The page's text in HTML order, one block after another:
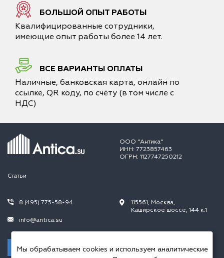
БОЛЬШОЙ ОПЫТ РАБОТЫ
Квалифицированные сотрудники,
имеющие опыт работы более 14 лет.
ВСЕ ВАРИАНТЫ ОПЛАТЫ
Наличные, банковская карта, онлайн по
ссылке, QR коду, по счёту (в том числе с
НДС)
ООО "Антика"
ИНН: 7723857463
ОГРН: 1127747250212
Статьи
8 (495) 775-58-94
info@antica.su
Заказать звонок
115561, Москва,
Каширское шоссе, 144 к.1
Мы обрабатываем cookies и используем аналитические